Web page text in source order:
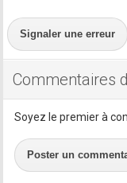
Signaler une erreur
Commentaires
Soyez le premier à
Poster un